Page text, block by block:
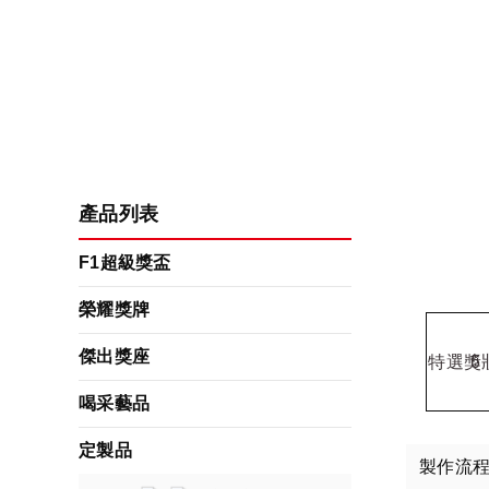
產品列表
F1超級獎盃
榮耀獎牌
傑出獎座
喝采藝品
定製品
製作流